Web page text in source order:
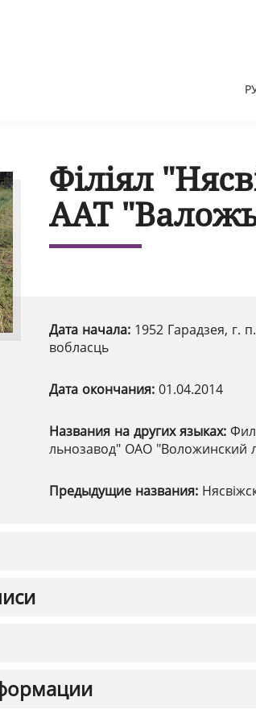
Філіял
ААТ
Дата начала: 1952 Гарадзея, г.
вобласць
Дата окончания: 01.04.2014
Названия на других языках:
льнозавод" ОАО "Воложинский
Предыдущие названия: